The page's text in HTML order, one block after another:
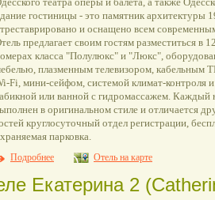
театра оперы и балета, а также
гостиницы - это памятник архитектуры
и оснащено всем
предлагает своим гостям разместиться в
класса "Полулюкс" и "Люкс",
плазменным телевизором, кабельным
Fi, мини-сейфом, системой климат-контроля
или ванной с гидромассажем. Каждый
в оригинальном стиле и отличается
круглосуточный отдел регистрации,
парковка.
Подробнее
Отель на карте
Екатерина 2